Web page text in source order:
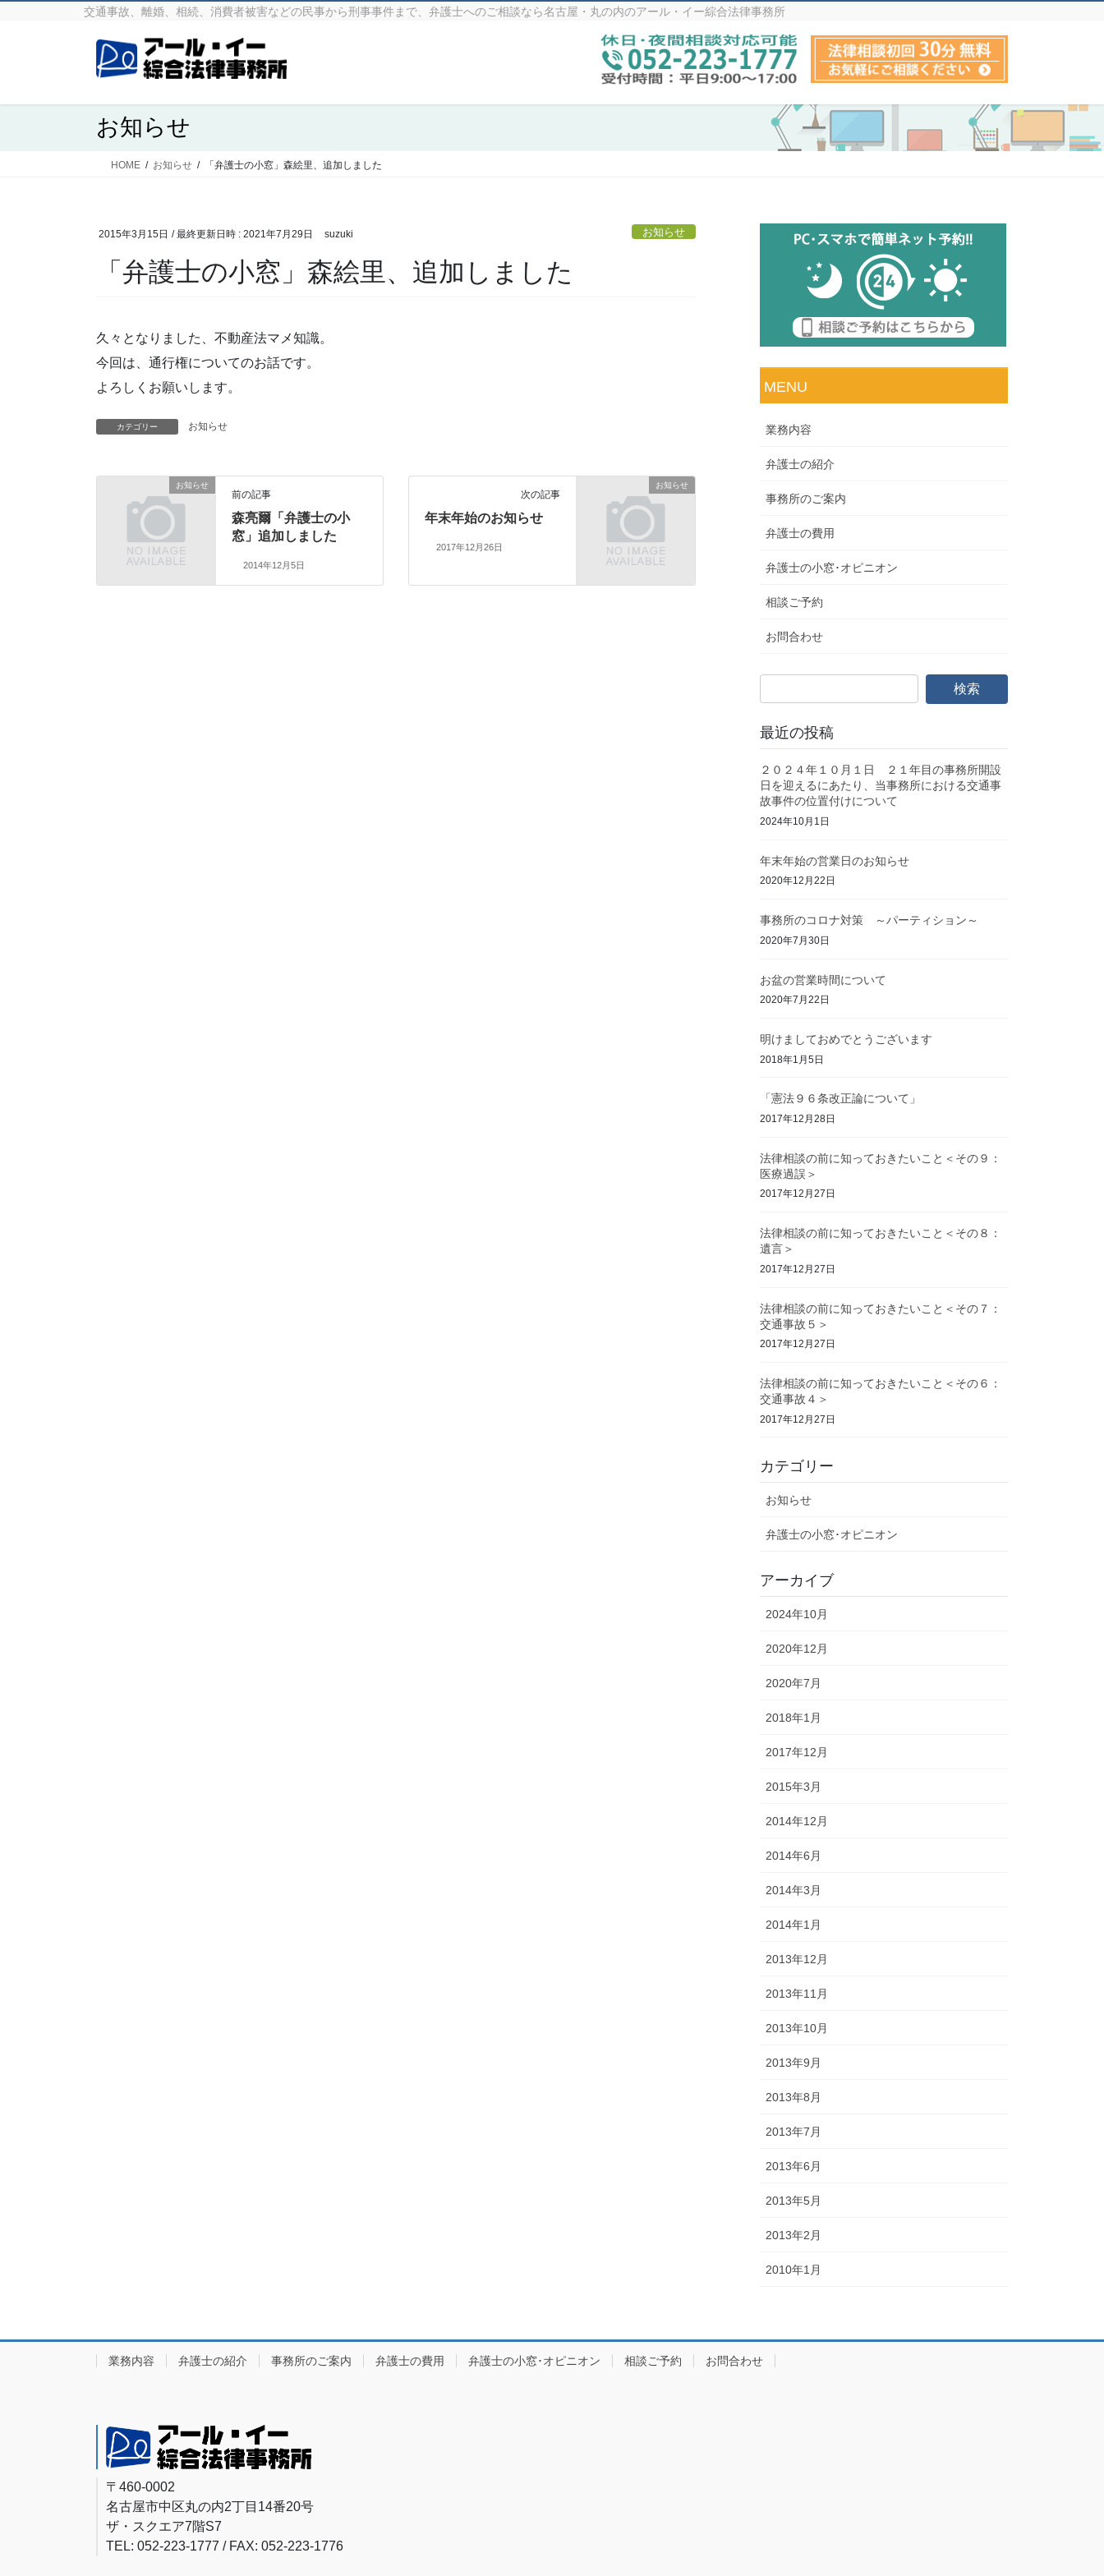
へ
ョ
交通事故、離婚、相続、消費者被害などの民事から刑事事件まで、弁護士へのご相談なら名古屋・丸の内のアール・イー綜合法律事務所
お知らせ
HOME お知らせ 「弁護士の小窓」森絵里、追加しました
2015年3月15日 / 最終更新日時 : 2021年7月29日 suzuki お知らせ
「弁護士の小窓」森絵里、追加しました
久々となりました、不動産法マメ知識。
今回は、通行権についてのお話です。
よろしくお願いします。
カテゴリー お知らせ
お知らせ
前の記事
森亮爾「弁護士の小
窓」追加しました
2014年12月5日
お知らせ
次の記事
年末年始のお知らせ
2017年12月26日
MENU
業務内容
弁護士の紹介
事務所のご案内
弁護士の費用
弁護士の小窓･オピニオン
相談ご予約
お問合わせ
最近の投稿
２０２４年１０月１日 ２１年目の事務所開設
日を迎えるにあたり、当事務所における交通事
故事件の位置付けについて
2024年10月1日
年末年始の営業日のお知らせ
2020年12月22日
事務所のコロナ対策 ～パーティション～
2020年7月30日
お盆の営業時間について
2020年7月22日
明けましておめでとうございます
2018年1月5日
「憲法９６条改正論について」
2017年12月28日
法律相談の前に知っておきたいこと＜その９：
医療過誤＞
2017年12月27日
法律相談の前に知っておきたいこと＜その８：
遺言＞
2017年12月27日
法律相談の前に知っておきたいこと＜その７：
交通事故５＞
2017年12月27日
法律相談の前に知っておきたいこと＜その６：
交通事故４＞
2017年12月27日
カテゴリー
お知らせ
弁護士の小窓･オピニオン
アーカイブ
2024年10月
2020年12月
2020年7月
2018年1月
2017年12月
2015年3月
2014年12月
2014年6月
2014年3月
2014年1月
2013年12月
2013年11月
2013年10月
2013年9月
2013年8月
2013年7月
2013年6月
2013年5月
2013年2月
2010年1月
業務内容 弁護士の紹介 事務所のご案内 弁護士の費用 弁護士の小窓･オピニオン 相談ご予約 お問合わせ
〒460-0002
名古屋市中区丸の内2丁目14番20号
ザ・スクエア7階S7
TEL: 052-223-1777 / FAX: 052-223-1776